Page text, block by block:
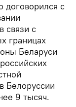
договорился с
связи с
границах
Беларуси
Белоруссии
9 тысяч.